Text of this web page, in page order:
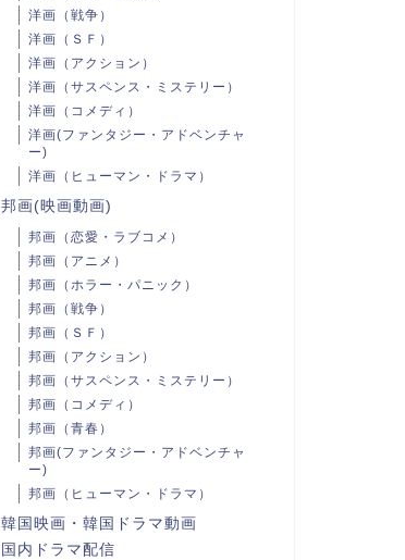
洋画（戦争）
洋画（ＳＦ）
洋画（アクション）
洋画（サスペンス・ミステリー）
洋画（コメディ）
洋画(ファンタジー・アドベンチャ
ー)
洋画（ヒューマン・ドラマ）
邦画(映画動画)
邦画（恋愛・ラブコメ）
邦画（アニメ）
邦画（ホラー・パニック）
邦画（戦争）
邦画（ＳＦ）
邦画（アクション）
邦画（サスペンス・ミステリー）
邦画（コメディ）
邦画（青春）
邦画(ファンタジー・アドベンチャ
ー)
邦画（ヒューマン・ドラマ）
韓国映画・韓国ドラマ動画
国内ドラマ配信